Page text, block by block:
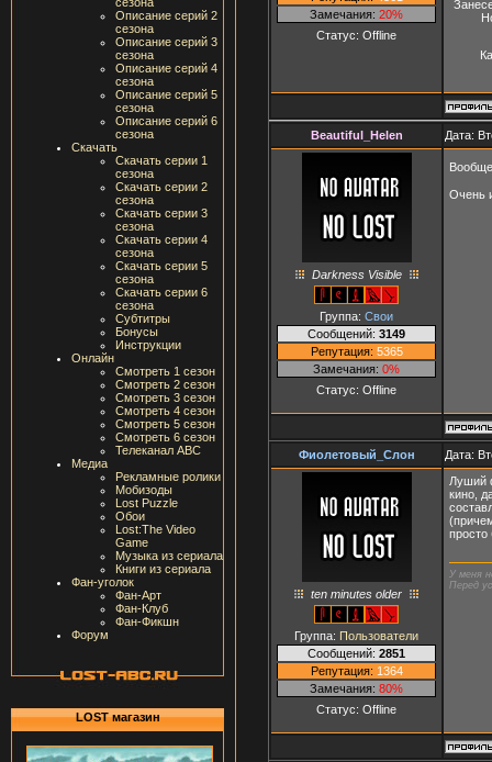
Описание серий 2
сезона
Описание серий 3
сезона
Описание серий 4
сезона
Описание серий 5
сезона
Описание серий 6
сезона
Скачать
Скачать серии 1
сезона
Скачать серии 2
сезона
Скачать серии 3
сезона
Скачать серии 4
сезона
Скачать серии 5
сезона
Скачать серии 6
сезона
Субтитры
Бонусы
Инструкции
Онлайн
Смотреть 1 сезон
Смотреть 2 сезон
Смотреть 3 сезон
Смотреть 4 сезон
Смотреть 5 сезон
Смотреть 6 сезон
Телеканал ABC
Медиа
Рекламные ролики
Мобизоды
Lost Puzzle
Обои
Lost:The Video
Game
Музыка из сериала
Книги из сериала
Фан-уголок
Фан-Арт
Фан-Клуб
Фан-Фикшн
Форум
LOST магазин
Замечания: 20%
Статус: Offline
Beautiful_Helen Дата:
Darkness Visible
Группа: Свои
Сообщений: 3149
Репутация: 5365
Замечания: 0%
Статус: Offline
Очень
Фиолетовый_Слон Дата:
ten minutes older
Группа: Пользователи
Сообщений: 2851
Репутация: 1364
Замечания: 80%
Статус: Offline
Луший
кино,
У меня
Перед